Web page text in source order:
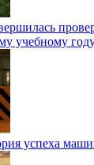
учебному
успеха